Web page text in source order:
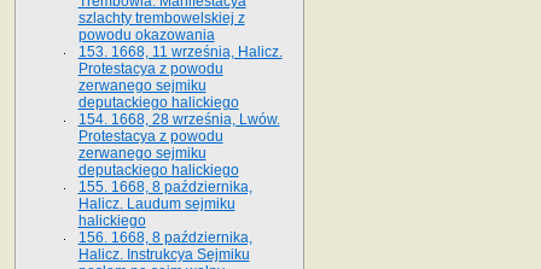
szlachty trembowelskiej z
powodu okazowania
153. 1668, 11 września, Halicz.
Protestacya z powodu
zerwanego sejmiku
deputackiego halickiego
154. 1668, 28 września, Lwów.
Protestacya z powodu
zerwanego sejmiku
deputackiego halickiego
155. 1668, 8 października,
Halicz. Laudum sejmiku
halickiego
156. 1668, 8 października,
Halicz. Instrukcya Sejmiku